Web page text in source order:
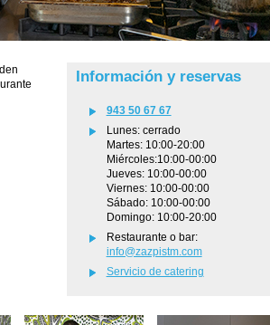
Información y reservas
943 50 67 67
Lunes: cerrado
Martes: 10:00-20:00
Miércoles:10:00-00:00
Jueves: 10:00-00:00
Viernes: 10:00-00:00
Sábado: 10:00-00:00
Domingo: 10:00-20:00
Restaurante o bar:
info@zazpistm.com
Servicio de catering